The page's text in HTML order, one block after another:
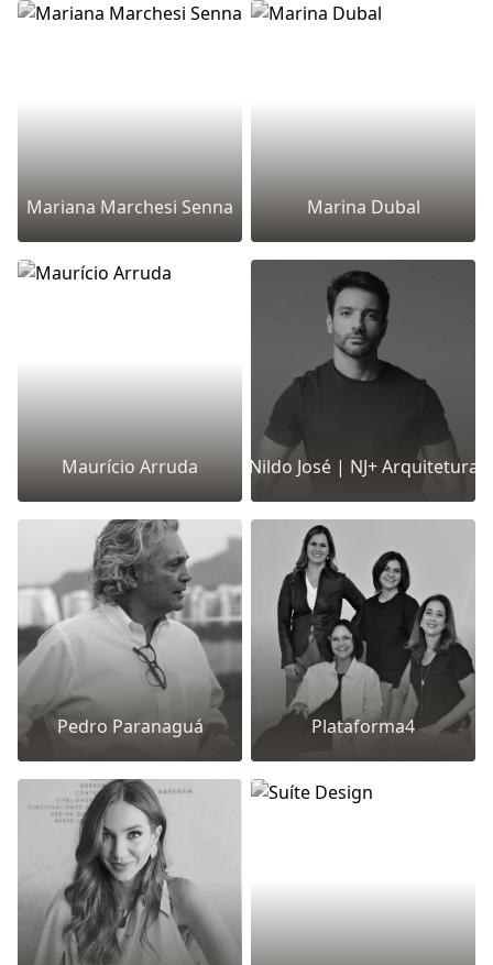
Mariana Marchesi Senna Marina Dubal
Maurício Arruda Nildo José | NJ+ Arquitetura
Pedro Paranaguá Plataforma4